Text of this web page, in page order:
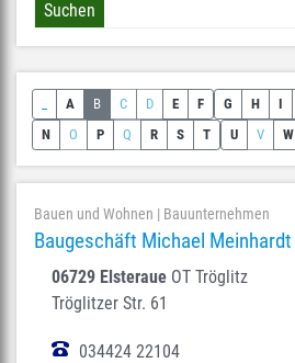
A B C D E F G H I
N
O P Q R S T U V W
Bauen und Wohnen | Bauunternehmen
Baugeschäft Michael Meinhardt
06729 Elsteraue OT Tröglitz
Tröglitzer Str. 61
034424 22104